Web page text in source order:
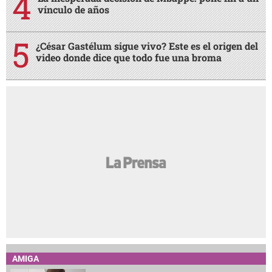
vínculo de años
¿César Gastélum sigue vivo? Este es el origen del
video donde dice que todo fue una broma
AMIGA